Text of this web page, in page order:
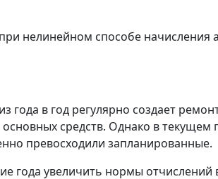
при нелинейном способе
года в год регулярно создает
средств. Однако в
превосходили запланированные.
года увеличить нормы